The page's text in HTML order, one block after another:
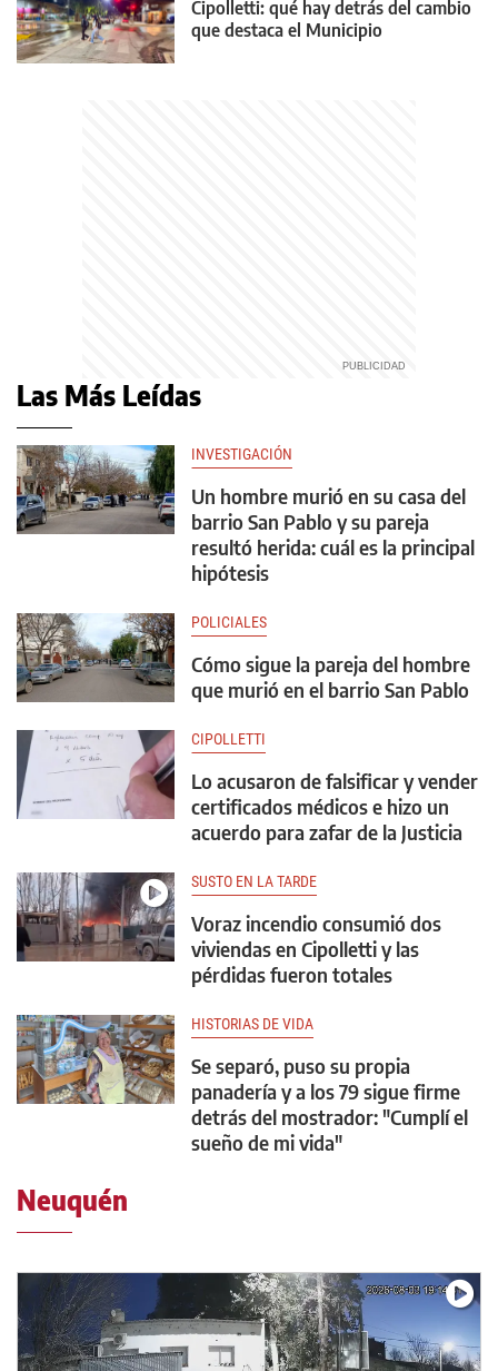
Cipolletti: qué hay detrás del cambio
que destaca el Municipio
Las Más Leídas
INVESTIGACIÓN
Un hombre murió en su casa del
barrio San Pablo y su pareja
resultó herida: cuál es la principal
hipótesis
POLICIALES
Cómo sigue la pareja del hombre
que murió en el barrio San Pablo
CIPOLLETTI
Lo acusaron de falsificar y vender
certificados médicos e hizo un
acuerdo para zafar de la Justicia
SUSTO EN LA TARDE
Voraz incendio consumió dos
viviendas en Cipolletti y las
pérdidas fueron totales
HISTORIAS DE VIDA
Se separó, puso su propia
panadería y a los 79 sigue firme
detrás del mostrador: "Cumplí el
sueño de mi vida"
Neuquén